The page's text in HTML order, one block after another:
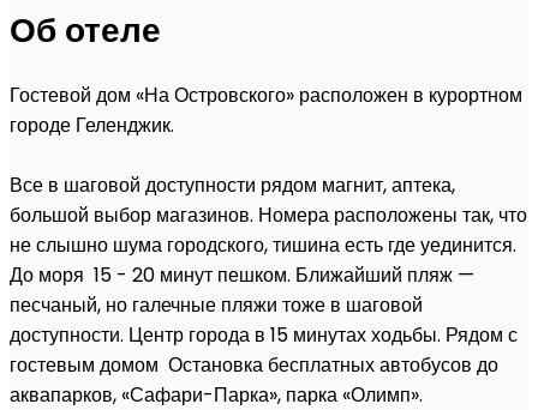
Об отеле
Гостевой дом «На Островского» расположен в курортном
городе Геленджик.
Все в шаговой доступности рядом магнит, аптека,
большой выбор магазинов. Номера расположены так, что
не слышно шума городского, тишина есть где уединится.
До моря 15 - 20 минут пешком. Ближайший пляж —
песчаный, но галечные пляжи тоже в шаговой
доступности. Центр города в 15 минутах ходьбы. Рядом с
гостевым домом Остановка бесплатных автобусов до
аквапарков, «Сафари-Парка», парка «Олимп».